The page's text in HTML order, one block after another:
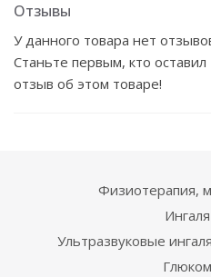
Отзывы
У данного товара нет
Станьте первым, кто оставил
отзыв об этом товаре!
Физиотерапия,
Ультразвуковые